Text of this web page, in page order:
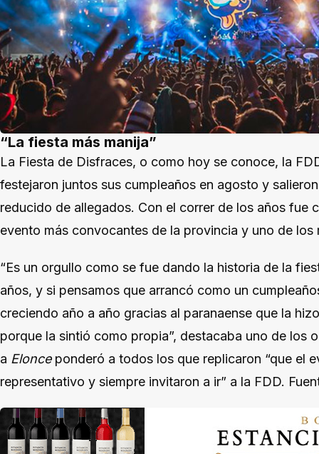
“La fiesta más manija”
La Fiesta de Disfraces, o como hoy se conoce, la
festejaron juntos sus cumpleaños en agosto y
reducido de allegados. Con el correr de los años fue
evento más convocantes de la provincia y uno de los
“Es un orgullo como se fue dando la historia de la
años, y si pensamos que arrancó como un
creciendo año a año gracias al paranaense que la
porque la sintió como propia”, destacaba uno de los
a Elonceponderó a todos los que replicaron “que el
representativo y siempre invitaron a ir” a la FDD.